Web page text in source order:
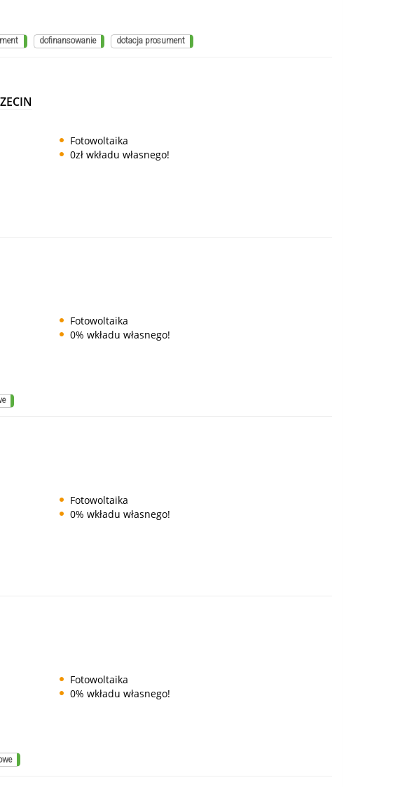
dofinansowanie dotacja prosument
Fotowoltaika
0zł wkładu własnego!
Fotowoltaika
0% wkładu własnego!
Fotowoltaika
0% wkładu własnego!
Fotowoltaika
0% wkładu własnego!